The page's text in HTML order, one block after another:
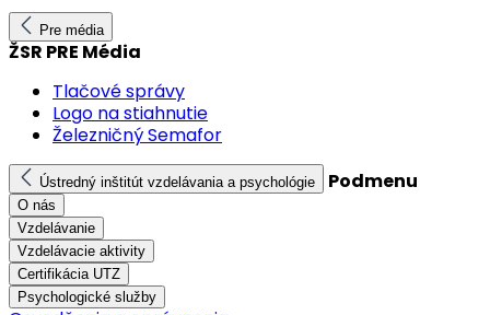
Pre média
ŽSR PRE Média
Tlačové správy
Logo na stiahnutie
Železničný Semafor
Ústredný inštitút vzdelávania a psychológie Podmenu
O nás
Vzdelávanie
Vzdelávacie aktivity
Certifikácia UTZ
Psychologické služby